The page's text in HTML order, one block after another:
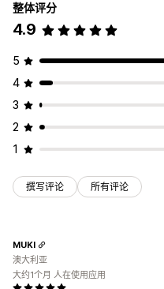
整体评分
4.9
5
4
3
2
1
撰写评论 所有评论
MUKI
澳大利亚
大约1个月 人在使用应用